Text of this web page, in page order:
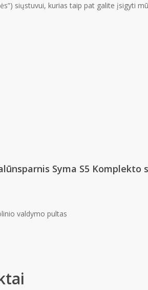
siųstuvui, kurias taip pat galite įsigyti
Syma S5 Komplekto
valdymo pultas